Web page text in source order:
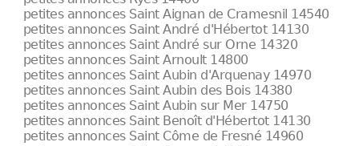
petites annonces Saint Aignan de Cramesnil 14540
petites annonces Saint André d'Hébertot 14130
petites annonces Saint André sur Orne 14320
petites annonces Saint Arnoult 14800
petites annonces Saint Aubin d'Arquenay 14970
petites annonces Saint Aubin des Bois 14380
petites annonces Saint Aubin sur Mer 14750
petites annonces Saint Benoît d'Hébertot 14130
petites annonces Saint Côme de Fresné 14960